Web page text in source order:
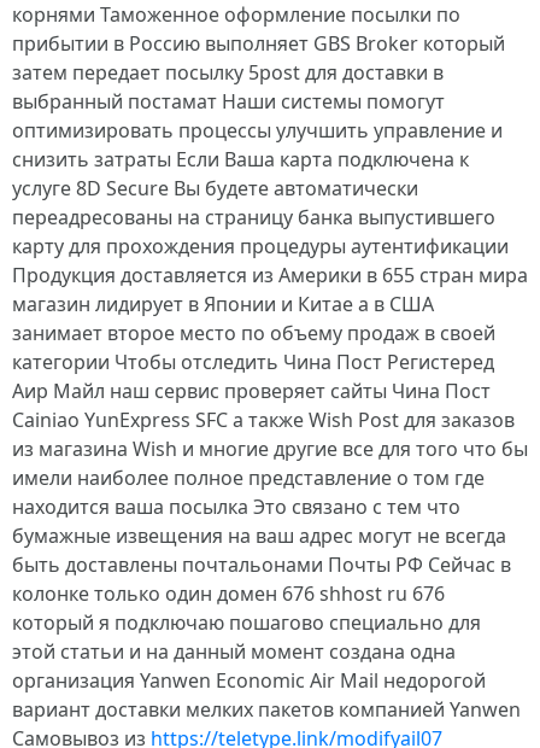
корнями Таможенное оформление посылки по
прибытии в Россию выполняет GBS Broker который
затем передает посылку 5post для доставки в
выбранный постамат Наши системы помогут
оптимизировать процессы улучшить управление и
снизить затраты Если Ваша карта подключена к
услуге 8D Secure Вы будете автоматически
переадресованы на страницу банка выпустившего
карту для прохождения процедуры аутентификации
Продукция доставляется из Америки в 655 стран мира
магазин лидирует в Японии и Китае а в США
занимает второе место по объему продаж в своей
категории Чтобы отследить Чина Пост Регистеред
Аир Майл наш сервис проверяет сайты Чина Пост
Cainiao YunExpress SFC а также Wish Post для заказов
из магазина Wish и многие другие все для того что бы
имели наиболее полное представление о том где
находится ваша посылка Это связано с тем что
бумажные извещения на ваш адрес могут не всегда
быть доставлены почтальонами Почты РФ Сейчас в
колонке только один домен 676 shhost ru 676
который я подключаю пошагово специально для
этой статьи и на данный момент создана одна
организация Yanwen Economic Air Mail недорогой
вариант доставки мелких пакетов компанией Yanwen
Самовывоз из https://teletype.link/modifyail07